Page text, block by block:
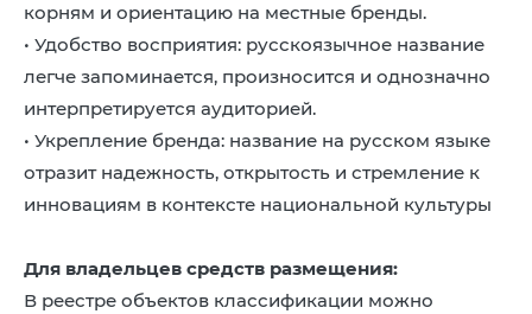
корням и ориентацию на местные бренды.
• Удобство восприятия: русскоязычное название
легче запоминается, произносится и однозначно
интерпретируется аудиторией.
• Укрепление бренда: название на русском языке
отразит надежность, открытость и стремление к
инновациям в контексте национальной культуры
Для владельцев средств размещения:
В реестре объектов классификации можно